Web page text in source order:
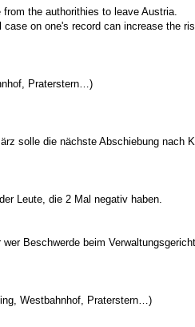
the authorithies to leave Austria.
on one's record can increase the
Praterstern…)
solle die nächste Abschiebung
Leute, die 2 Mal negativ haben.
Beschwerde beim
Westbahnhof, Praterstern…)